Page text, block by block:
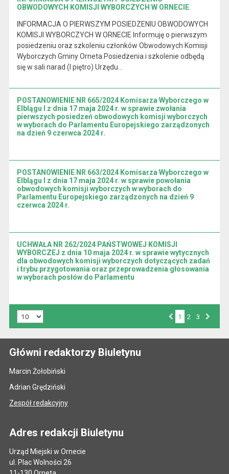
OBWODOWYCH KOMISJI WYBORCZYCH W ORNECIE
INFORMACJA O PIERWSZYM POSIEDZENIU OBWODOWYCH
KOMISJI WYBORCZYCH W ORNECIE Informuję o pierwszym
posiedzeniu oraz szkoleniu członków Obwodowych Komisji
Wyborczych Gminy Orneta.Posiedzenia i szkolenie odbędą
się w sali narad (I piętro) Urzędu…
POSTANOWIENIE NR 665/2024 Komisarza Wyborczego w
Elblągu I z dnia 17 maja 2024 r. w sprawie zwołania
pierwszych posiedzeń obwodowych komisji wyborczych
w wyborach do Parlamentu Europejskiego zarządzonych
na dzień 9 czerwca 2024 r.
POSTANOWIENIE NR 663/2024 Komisarza Wyborczego w
Elblągu I z dnia 17 maja 2024 r. w sprawie powołania
obwodowych komisji wyborczych w wyborach do
Parlamentu Europejskiego zarządzonych na dzień 9
czerwca 2024 r.
UCHWAŁA NR 262/2024 PAŃSTWOWEJ KOMISJI
WYBORCZEJ z dnia 10 maja 2024 r. w sprawie wytycznych
dla obwodowych komisji wyborczych dotyczących zadań
i trybu przygotowania oraz przeprowadzenia głosowania
w wyborach posłów do Parlamentu
1 2 3
Główni redaktorzy Biuletynu
Marcin Żołobiński
Adrian Grędziński
Zespół redakcyjny
Adres redakcji Biuletynu
Urząd Miejski w Ornecie
ul. Plac Wolności 26